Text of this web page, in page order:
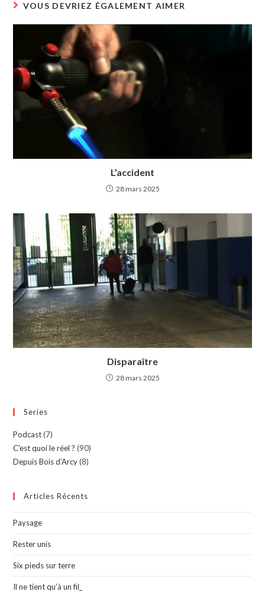
VOUS DEVRIEZ ÉGALEMENT AIMER
L’accident
28 mars 2025
Disparaître
28 mars 2025
Series
Podcast (7)
C'est quoi le réel ? (90)
Depuis Bois d’Arcy (8)
Articles Récents
Paysage
Rester unis
Six pieds sur terre
Il ne tient qu’à un fil_